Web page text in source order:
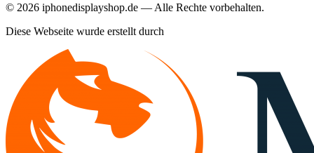
© 2026 iphonedisplayshop.de — Alle Rechte vorbehalten.
Diese Webseite wurde erstellt durch